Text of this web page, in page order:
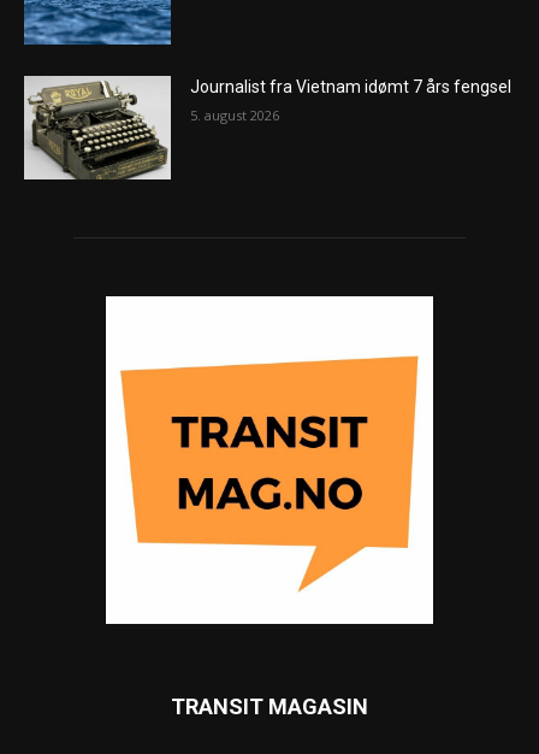
Journalist fra Vietnam idømt 7 års fengsel
5. august 2026
TRANSIT MAGASIN